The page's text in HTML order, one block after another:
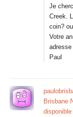
Je
Creek.
coin?
Votre
Paul
Brisbane
disponible